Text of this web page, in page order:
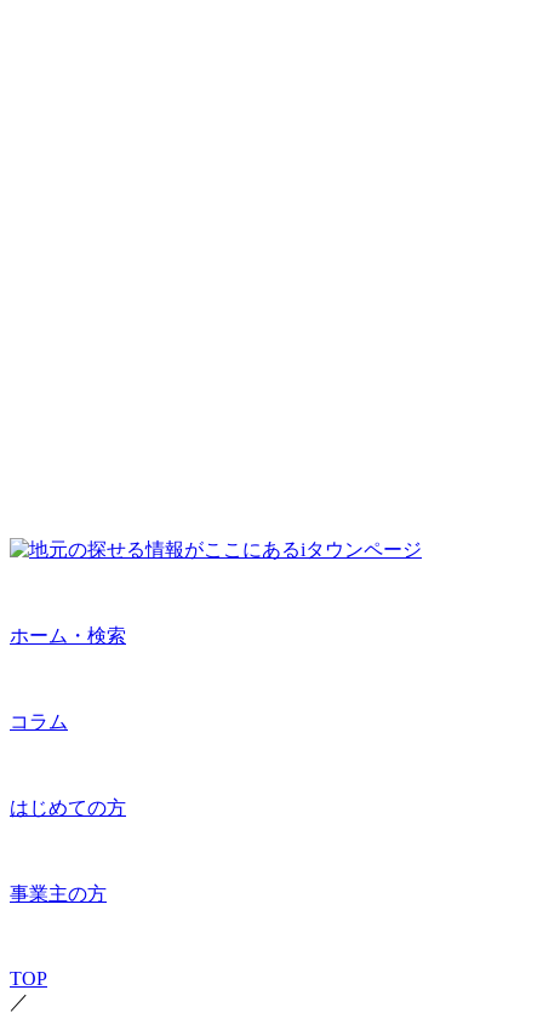
ホーム・検索
コラム
はじめての方
事業主の方
TOP
／